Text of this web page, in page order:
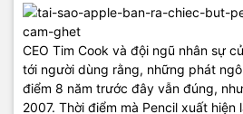
CEO Tim Cook và đội ngũ nhân sự
tới người dùng rằng, những phát
điểm 8 năm trước đây vẫn đúng,
2007. Thời điểm mà Pencil xuất hiện